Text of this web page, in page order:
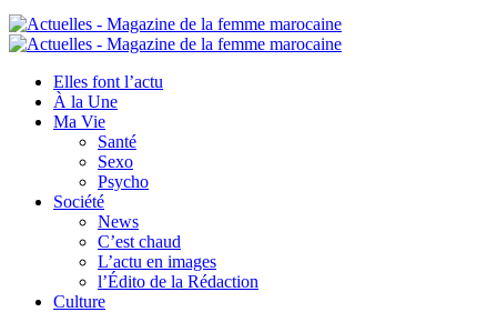
Elles font l’actu
À la Une
Ma Vie
Santé
Sexo
Psycho
Société
News
C’est chaud
L’actu en images
l’Édito de la Rédaction
Culture